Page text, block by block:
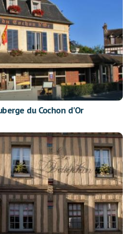
du Cochon d'Or